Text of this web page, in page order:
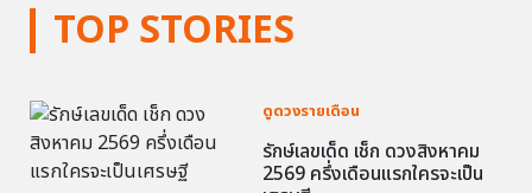
TOP STORIES
ดูดวงรายเดือน
รักษ์เลขเด็ด เช็ก ดวงสิงหาคม
2569 ครึ่งเดือนแรกใครจะเป็น